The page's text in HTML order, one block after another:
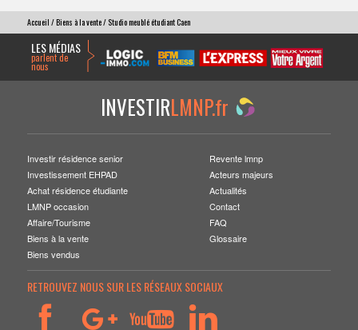
Accueil /Biens à la vente/ Studio meublé étudiant Caen
LES MÉDIAS
parlent de
nous
INVESTIRLMNP.fr
Investir résidence senior
Investissement EHPAD
Achat résidence étudiante
LMNP occasion
Affaire/Tourisme
Biens à la vente
Biens vendus
Revente lmnp
Acteurs majeurs
Actualités
Contact
FAQ
Glossaire
RETROUVEZ NOUS SUR LES RÉSEAUX SOCIAUX